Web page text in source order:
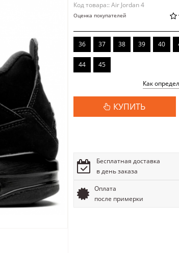
Код товара:: Air Jordan 4
Оценка покупателей
36 37 38 39 40
44 45
Как
КУПИТЬ
Бесплатная доставка
в день заказа
Оплата
после примерки